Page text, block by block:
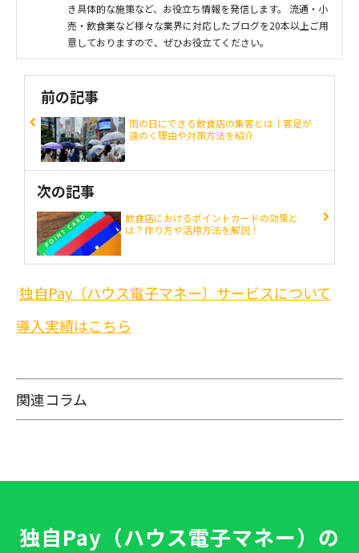
き具体的な施策など、お役立ち情報を発信します。 流通・小
売・飲食業など様々な業界に対応したブログを20本以上ご用
意しておりますので、ぜひお役立てください。
前の記事
雨の日にできる飲食店の集客とは｜客足が
遠のく理由や対策方法を紹介
次の記事
飲食店におけるポイントカードの効果と
は？作り方や活用方法を解説！
独自Pay（ハウス電子マネー）サービスについて
導入実績はこちら
関連コラム
独自Pay（ハウス電子マネー）の